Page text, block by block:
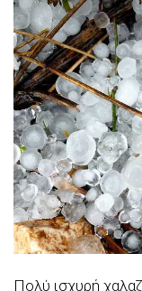
Πολύ ισχυρή